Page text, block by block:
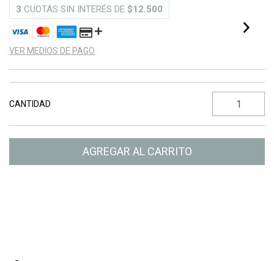
3 CUOTAS SIN INTERÉS DE $12.500
VER MEDIOS DE PAGO
CANTIDAD